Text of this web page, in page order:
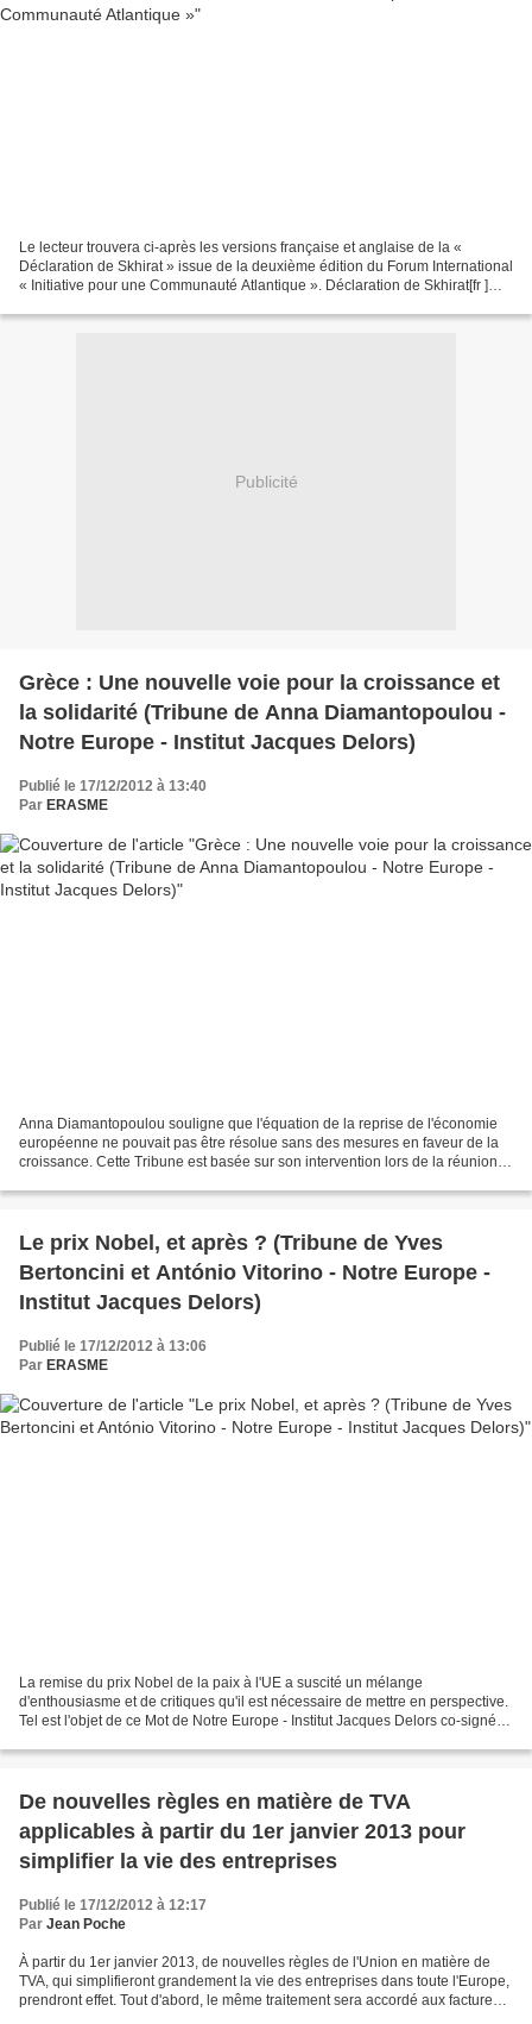
Le lecteur trouvera ci-après les versions française et anglaise de la «
Déclaration de Skhirat » issue de la deuxième édition du Forum International
« Initiative pour une Communauté Atlantique ». Déclaration de Skhirat[fr ]
Publicité
Grèce : Une nouvelle voie pour la croissance et
la solidarité (Tribune de Anna Diamantopoulou -
Notre Europe - Institut Jacques Delors)
Publié le 17/12/2012 à 13:40
Par ERASME
Anna Diamantopoulou souligne que l'équation de la reprise de l'économie
européenne ne pouvait pas être résolue sans des mesures en faveur de la
croissance. Cette Tribune est basée sur son intervention lors de la réunion
Le prix Nobel, et après ? (Tribune de Yves
Bertoncini et António Vitorino - Notre Europe -
Institut Jacques Delors)
Publié le 17/12/2012 à 13:06
Par ERASME
La remise du prix Nobel de la paix à l'UE a suscité un mélange
d'enthousiasme et de critiques qu'il est nécessaire de mettre en perspective.
Tel est l'objet de ce Mot de Notre Europe - Institut Jacques Delors co-signé
De nouvelles règles en matière de TVA
applicables à partir du 1er janvier 2013 pour
simplifier la vie des entreprises
Publié le 17/12/2012 à 12:17
Par Jean Poche
À partir du 1er janvier 2013, de nouvelles règles de l'Union en matière de
TVA, qui simplifieront grandement la vie des entreprises dans toute l'Europe,
prendront effet. Tout d'abord, le même traitement sera accordé aux factures